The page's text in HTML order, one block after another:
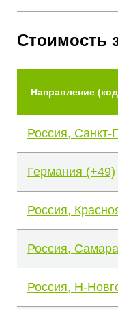
Стоимость
Направление
Россия, Санкт-
Германия (+49)
Россия,
Россия,
Россия, Н-